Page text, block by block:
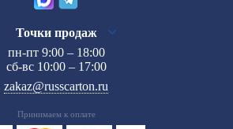
Точки продаж
пн-пт 9:00 – 18:00
сб-вс 10:00 – 17:00
zakaz@russcarton.ru
Принимаем к оплате